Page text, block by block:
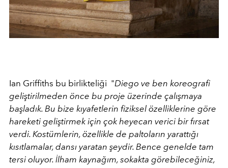
Ian Griffiths bu birlikteliği "Diego ve ben koreografi
geliştirilmeden önce bu proje üzerinde çalışmaya
başladık. Bu bize kıyafetlerin fiziksel özelliklerine göre
hareketi geliştirmek için çok heyecan verici bir fırsat
verdi. Kostümlerin, özellikle de paltoların yarattığı
kısıtlamalar, dansı yaratan şeydir. Bence genelde tam
tersi oluyor. İlham kaynağım, sokakta görebileceğiniz,